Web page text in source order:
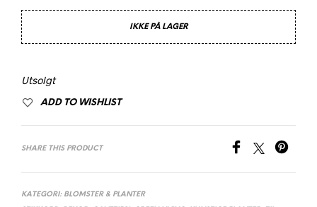
IKKE PÅ LAGER
Utsolgt
ADD TO WISHLIST
SHARE THIS PRODUCT
KATEGORI: BLOMSTER & PLANTER